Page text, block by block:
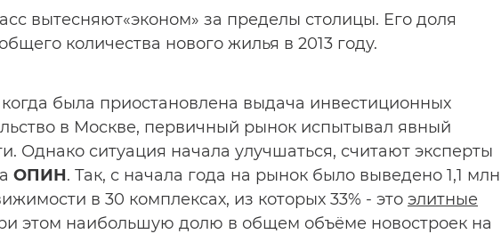
вытесняют«эконом» за пределы столицы. Его доля
количества нового жилья в 2013 году.
была приостановлена выдача инвестиционных
в Москве, первичный рынок испытывал явный
Однако ситуация начала улучшаться, считают эксперты
ОПИН. Так, с начала года на рынок было выведено 1,1 млн
в 30 комплексах, из которых 33% - это элитные
этом наибольшую долю в общем объёме новостроек на